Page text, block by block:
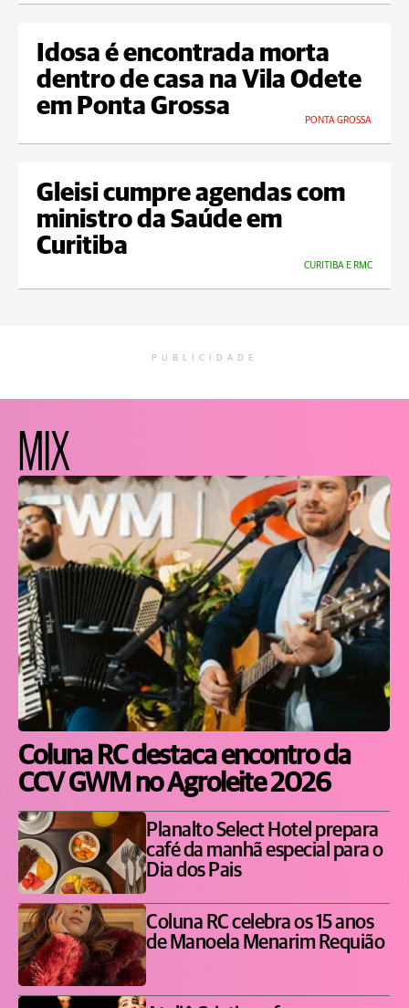
Idosa é encontrada morta
dentro de casa na Vila Odete
em Ponta Grossa
PONTA GROSSA
Gleisi cumpre agendas com
ministro da Saúde em
Curitiba
CURITIBA E RMC
PUBLICIDADE
MIX
Coluna RC destaca encontro da
CCV GWM no Agroleite 2026
Planalto Select Hotel prepara
café da manhã especial para o
Dia dos Pais
Coluna RC celebra os 15 anos
de Manoela Menarim Requião